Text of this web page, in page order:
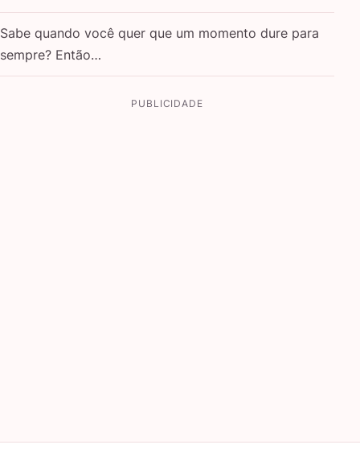
Sabe quando você quer que um momento dure para
sempre? Então…
PUBLICIDADE